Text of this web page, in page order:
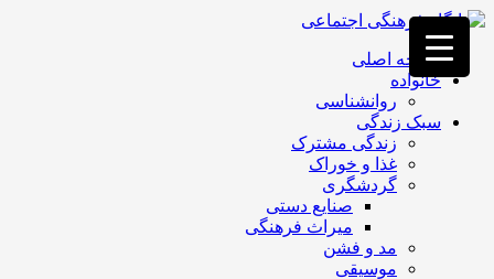
فصد
خون
غرب
تهران
خشکشویی
تصفیه
صفحه اصلی
خانواده
روانشناسی
سبک زندگی
زندگی مشترک
غذا و خوراک
گردشگری
صنایع دستی
میراث فرهنگی
مد و فشن
موسیقی